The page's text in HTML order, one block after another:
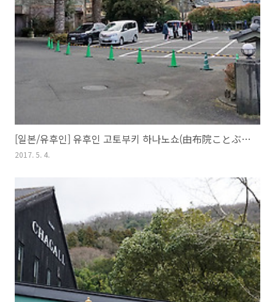
[일본/유후인] 유후인 고토부키 하나노쇼(由布院ことぶき花の庄) 숙박기
2017. 5. 4.